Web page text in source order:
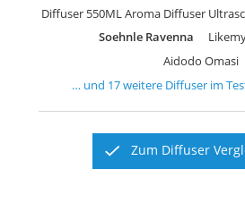
Soehnle Ravenna
Aidodo Omasi
… und 17weitere Diffuserim
Zum Diffuser